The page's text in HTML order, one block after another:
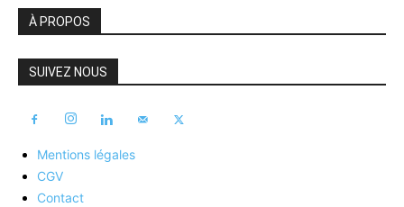
À PROPOS
SUIVEZ NOUS
Mentions légales
CGV
Contact